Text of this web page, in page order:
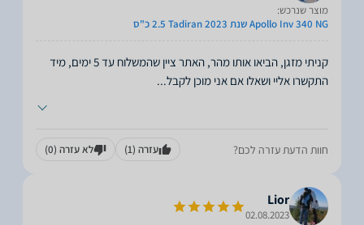
מוצר שנרכש:
Apollo Inv 340 NG שנת 2023 Tadiran ‏2.5 ‏כ"ס
קניתי מזגן, הביאו אותו מהר, האתר ציין שהמשלוח עד 5 ימים, מיד
התקשרו אליי ושאלו אם אני מוכן לקבל...
חוות הדעת עזרה לכם? עזרה (1) לא עזרה (0)
Lior
02.08.2023